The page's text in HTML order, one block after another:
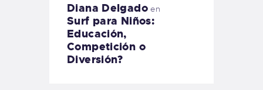
Diana Delgadoen
Surf para Niños:
Educación,
Competición o
Diversión?